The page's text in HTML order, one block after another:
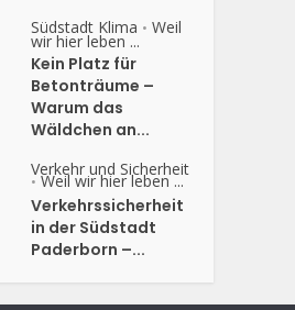
Südstadt Klima • Weil
wir hier leben ...
Kein Platz für
Betonträume –
Warum das
Wäldchen an...
Verkehr und Sicherheit
• Weil wir hier leben ...
Verkehrssicherheit
in der Südstadt
Paderborn –...